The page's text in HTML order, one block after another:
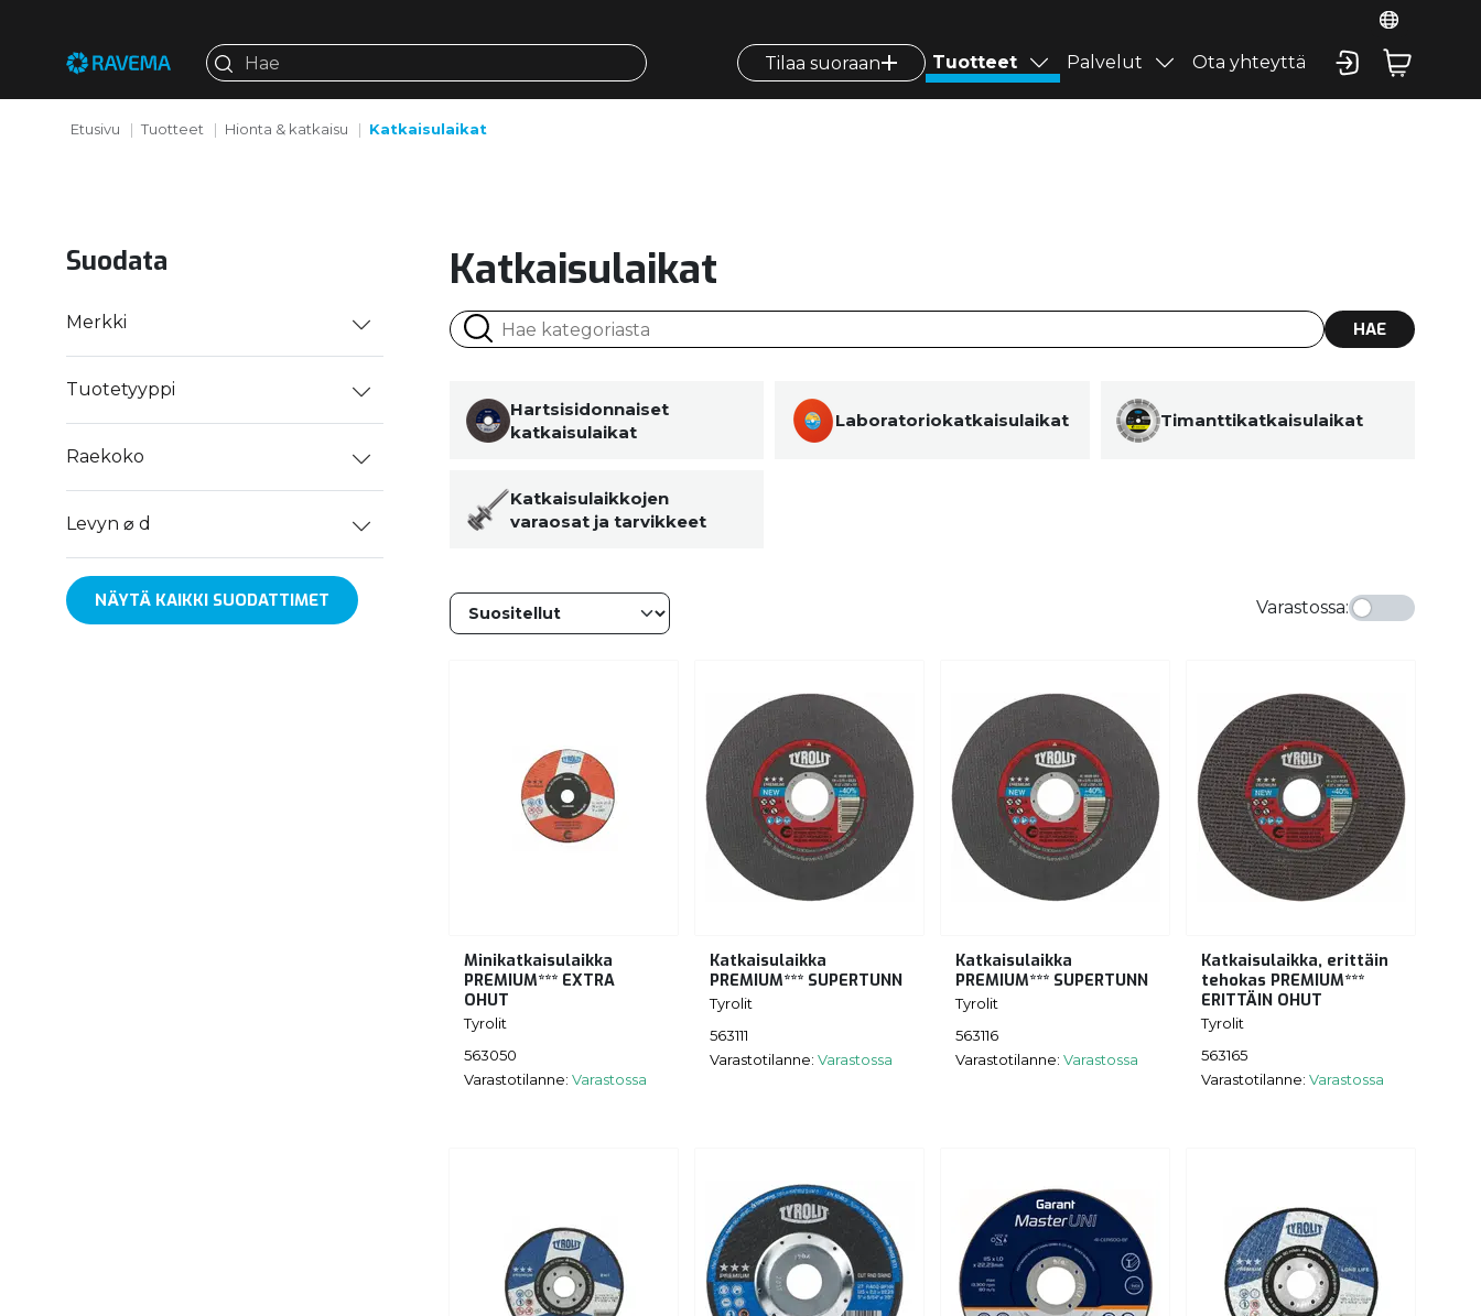
Tilaa suoraan Tuotteet Palvelut Ota yhteyttä
Etusivu Tuotteet Hionta & katkaisu Katkaisulaikat
Suodata
Merkki
Tuotetyyppi
Raekoko
Levyn ⌀ d
NÄYTÄ KAIKKI SUODATTIMET
Katkaisulaikat
HAE
Hartsisidonnaiset
katkaisulaikat
Laboratoriokatkaisulaikat Timanttikatkaisulaikat
Katkaisulaikkojen
varaosat ja tarvikkeet
Varastossa:
Minikatkaisulaikka
PREMIUM*** EXTRA
OHUT
Tyrolit
563050
Varastotilanne: Varastossa
Katkaisulaikka
PREMIUM*** SUPERTUNN
Tyrolit
563111
Varastotilanne: Varastossa
Katkaisulaikka
PREMIUM*** SUPERTUNN
Tyrolit
563116
Varastotilanne: Varastossa
Katkaisulaikka, erittäin
tehokas PREMIUM***
ERITTÄIN OHUT
Tyrolit
563165
Varastotilanne: Varastossa